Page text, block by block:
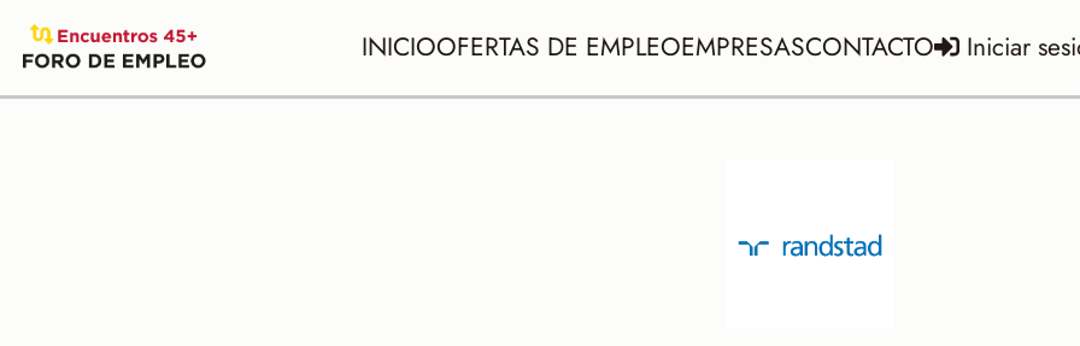
INICIOOFERTAS DE EMPLEOEMPRESASCONTACTO Iniciar